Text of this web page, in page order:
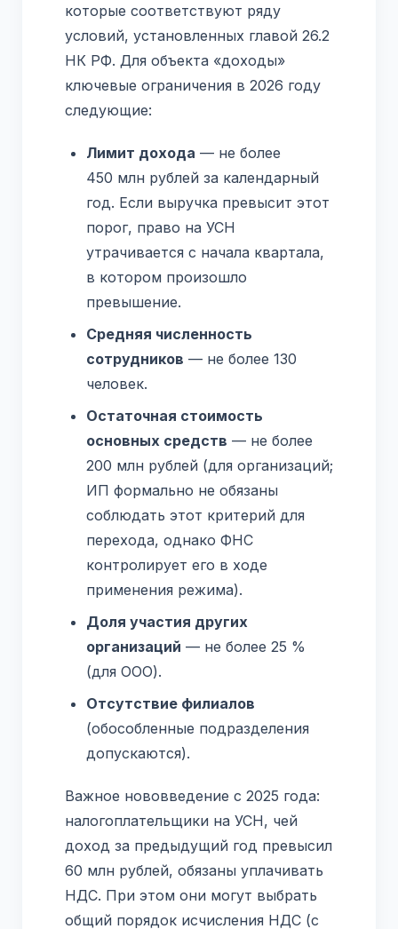
которые соответствуют ряду
условий, установленных главой 26.2
НК РФ. Для объекта «доходы»
ключевые ограничения в 2026 году
следующие:
Лимит дохода — не более
450 млн рублей за календарный
год. Если выручка превысит этот
порог, право на УСН
утрачивается с начала квартала,
в котором произошло
превышение.
Средняя численность
сотрудников — не более 130
человек.
Остаточная стоимость
основных средств — не более
200 млн рублей (для организаций;
ИП формально не обязаны
соблюдать этот критерий для
перехода, однако ФНС
контролирует его в ходе
применения режима).
Доля участия других
организаций — не более 25 %
(для ООО).
Отсутствие филиалов
(обособленные подразделения
допускаются).
Важное нововведение с 2025 года:
налогоплательщики на УСН, чей
доход за предыдущий год превысил
60 млн рублей, обязаны уплачивать
НДС. При этом они могут выбрать
общий порядок исчисления НДС (с